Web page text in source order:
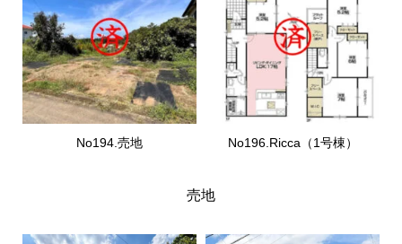
No194.売地 No196.Ricca（1号棟）
売地